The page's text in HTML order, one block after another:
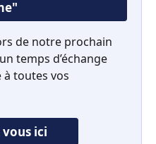
de notre prochain
temps d’échange
toutes vos
ici